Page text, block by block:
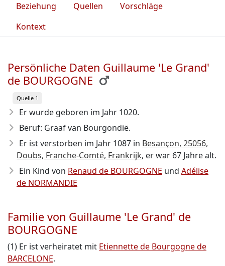
Beziehung
Quellen
Vorschläge
Kontext
Persönliche Daten Guillaume 'Le Grand'
de BOURGOGNE
Quelle 1
Er wurde geboren im Jahr 1020.
Beruf: Graaf van Bourgondië.
Er ist verstorben im Jahr 1087 in Besançon, 25056,
Doubs, Franche-Comté, Frankrijk, er war 67 Jahre alt.
Ein Kind von Renaud de BOURGOGNE und Adélise
de NORMANDIE
Familie von Guillaume 'Le Grand' de
BOURGOGNE
(1) Er ist verheiratet mit Etiennette de Bourgogne de
BARCELONE.